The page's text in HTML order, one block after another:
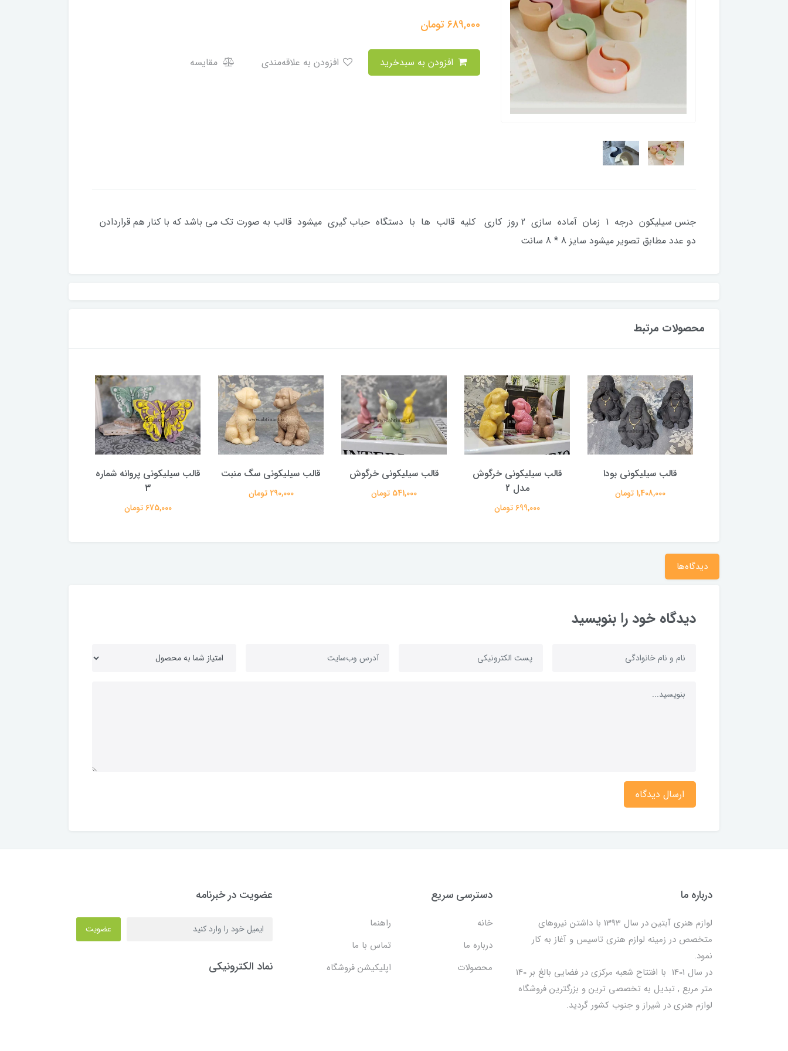
689,000تومان
مقایسه
جنس سیلیکون درجه 1 زمان آماده سازی 2 روز کاری کلیه قالب ها با دستگاه حباب گیری میشود قالب به صورت تک می باشد که با کنار هم قراردادن
دو عدد مطابق تصویر میشود سایز 8 * 8 سانت
محصولات مرتبط
قالب سیلیکونی بودا
1,408,000 تومان
قالب سیلیکونی خرگوش
مدل 2
699,000 تومان
قالب سیلیکونی خرگوش
541,000 تومان
قالب سیلیکونی سگ منبت
290,000 تومان
قالب سیلیکونی پروانه شماره
3
675,000 تومان
دیدگاه‌ها
دیدگاه خود را بنویسید
ارسال دیدگاه
درباره ما
لوازم هنری آبتین در سال 1393 با داشتن نیروهای
متخصص در زمینه لوازم هنری تاسیس و آغاز به کار
نمود.
در سال 1401 با افتتاح شعبه مرکزی در فضایی بالغ بر 140
متر مربع , تبدیل به تخصصی ترین و بزرگترین فروشگاه
لوازم هنری در شیراز و جنوب کشور گردید.
دسترسی سریع
خانه
راهنما
درباره ما
تماس با ما
محصولات
اپلیکیشن فروشگاه
عضویت در خبرنامه
عضویت
نماد الکترونیکی